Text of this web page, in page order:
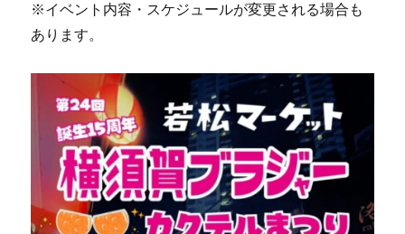
※イベント内容・スケジュールが変更される場合も
あります。